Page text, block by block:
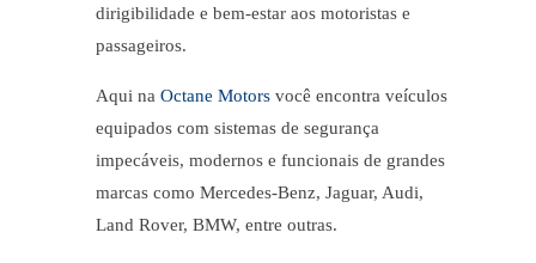
dirigibilidade e bem-estar aos motoristas e
passageiros.
Aqui na Octane Motors você encontra veículos
equipados com sistemas de segurança
impecáveis, modernos e funcionais de grandes
marcas como Mercedes-Benz, Jaguar, Audi,
Land Rover, BMW, entre outras.